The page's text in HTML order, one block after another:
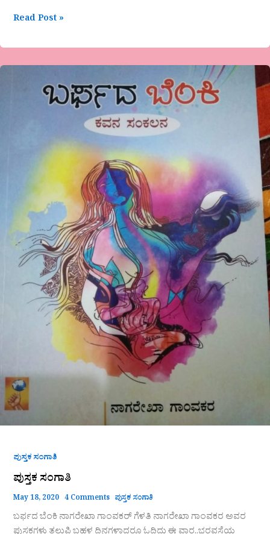
Read Post »
ಪುಸ್ತಕ ಸಂಗಾತಿ
ಪುಸ್ತಕ ಸಂಗಾತಿ
May 18, 2020 4 Comments ಪುಸ್ತಕ ಸಂಗಾತಿ
ಬರ್ಫದ ಬೆಂಕಿ ನಾಗರೇಖಾ ಗಾಂವಕರ್ ಗೆಳತಿ ನಾಗರೇಖಾ ಗಾಂವಕರ ಅವರ